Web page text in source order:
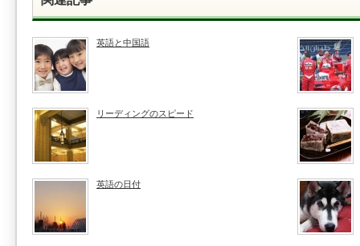
英語と中国語
リーディングのスピード
英語の日付